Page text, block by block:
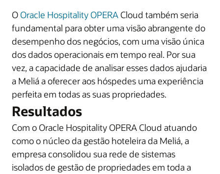
O Oracle Hospitality OPERA Cloud também seria
fundamental para obter uma visão abrangente do
desempenho dos negócios, com uma visão única
dos dados operacionais em tempo real. Por sua
vez, a capacidade de analisar esses dados ajudaria
a Meliá a oferecer aos hóspedes uma experiência
perfeita em todas as suas propriedades.
Resultados
Com o Oracle Hospitality OPERA Cloud atuando
como o núcleo da gestão hoteleira da Meliá, a
empresa consolidou sua rede de sistemas
isolados de gestão de propriedades em toda a